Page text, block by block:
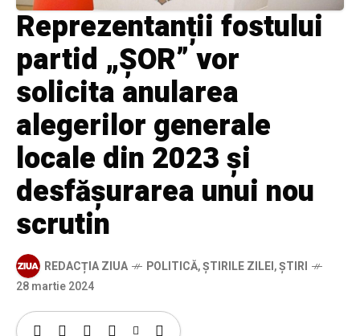
Reprezentanții fostului
partid „ȘOR” vor
solicita anularea
alegerilor generale
locale din 2023 și
desfășurarea unui nou
scrutin
REDACȚIA ZIUA POLITICĂ,ȘTIRILE ZILEI,ȘTIRI
28 martie 2024